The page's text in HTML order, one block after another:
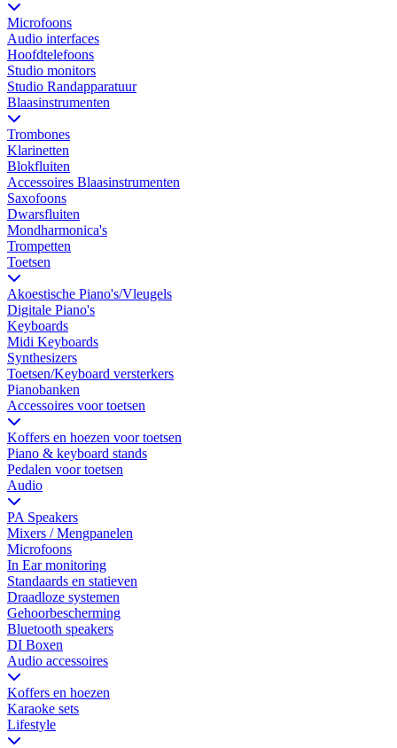
Microfoons
Audio interfaces
Hoofdtelefoons
Studio monitors
Studio Randapparatuur
Blaasinstrumenten
Trombones
Klarinetten
Blokfluiten
Accessoires Blaasinstrumenten
Saxofoons
Dwarsfluiten
Mondharmonica's
Trompetten
Toetsen
Akoestische Piano's/Vleugels
Digitale Piano's
Keyboards
Midi Keyboards
Synthesizers
Toetsen/Keyboard versterkers
Pianobanken
Accessoires voor toetsen
Koffers en hoezen voor toetsen
Piano & keyboard stands
Pedalen voor toetsen
Audio
PA Speakers
Mixers / Mengpanelen
Microfoons
In Ear monitoring
Standaards en statieven
Draadloze systemen
Gehoorbescherming
Bluetooth speakers
DI Boxen
Audio accessoires
Koffers en hoezen
Karaoke sets
Lifestyle